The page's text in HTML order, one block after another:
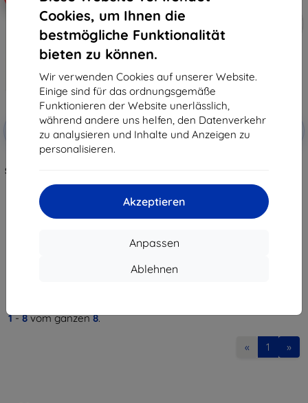
Cookies, um Ihnen die
bestmögliche Funktionalität
bieten zu können.
Wir verwenden Cookies auf unserer Website.
Einige sind für das ordnungsgemäße
Funktionieren der Website unerlässlich,
während andere uns helfen, den Datenverkehr
zu analysieren und Inhalte und Anzeigen zu
personalisieren.
Akzeptieren
Anpassen
Ablehnen
Rabatt
mit
Gutschein
EXTRA10
Set Schutzglas für Huawei Watch
(5906302318964)
6,21 €
-10%
Rabatt
mit
Gutschein
(5906302371174)
8,91 €
1-8vom ganzen8.
« 1 »